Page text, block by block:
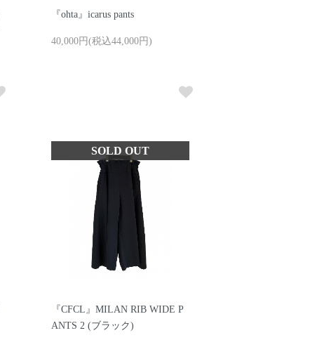
『ohta』icarus pants
40,000円(税込44,000円)
『CFCL』MILAN RIB WIDE P
ANTS 2 (ブラック)